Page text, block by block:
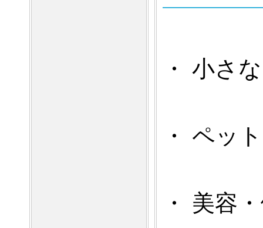
・ 小さ
・ ペッ
・ 美容